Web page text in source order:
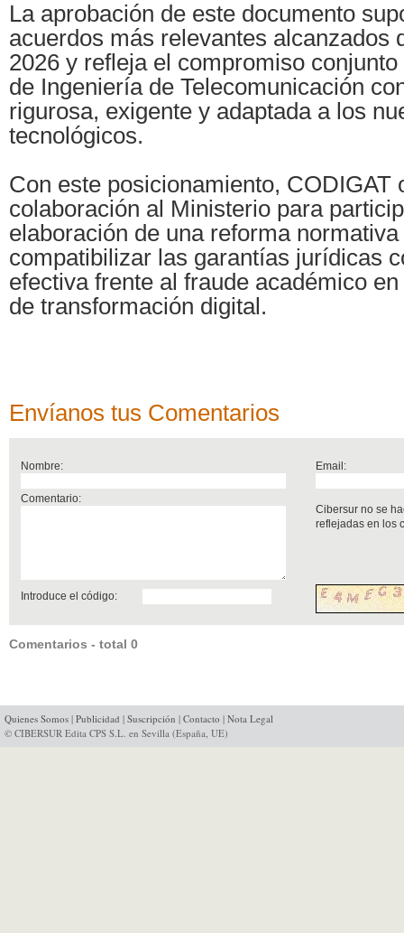
La aprobación de este documento
acuerdos más relevantes alcanzados
2026 y refleja el compromiso
de Ingeniería de Telecomunicación
rigurosa, exigente y adaptada a los
tecnológicos.
Con este posicionamiento, CODIGAT
colaboración al Ministerio para
elaboración de una reforma
compatibilizar las garantías jurídicas
efectiva frente al fraude académico
de transformación digital.
Envíanos tus Comentarios
Nombre: Email:
Comentario:
Cibersur no se
reflejadas en los
Introduce el código:
Comentarios - total 0
Quienes Somos | Publicidad | Suscripción | Contacto | Nota Legal
© CIBERSUR Edita CPS S.L. en Sevilla (España, UE)